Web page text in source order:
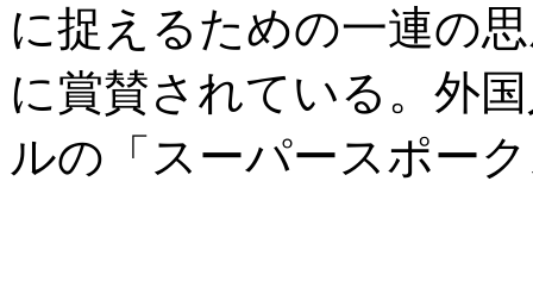
に捉えるための一連の
に賞賛されている。外
ルの「スーパースポー